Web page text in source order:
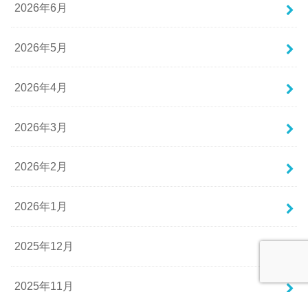
2026年6月
2026年5月
2026年4月
2026年3月
2026年2月
2026年1月
2025年12月
2025年11月